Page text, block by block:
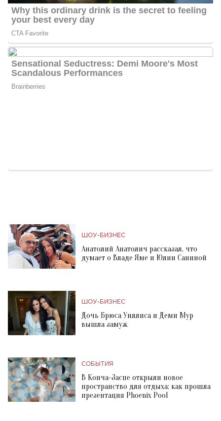
ШОУ-БИЗНЕС
Анатолий Анатолич рассказал, что
думает о Владе Яме и Юлии Саниной
ШОУ-БИЗНЕС
Дочь Брюса Уиллиса и Деми Мур
вышла замуж
СОБЫТИЯ
В Конча-Заспе открыли новое
пространство для отдыха: как прошла
презентация Phoenix Pool